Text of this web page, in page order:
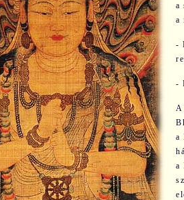
a
a
-
-
A
a
a